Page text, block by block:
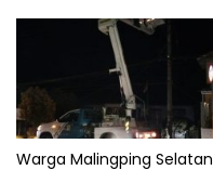
Warga Malingping Selatan